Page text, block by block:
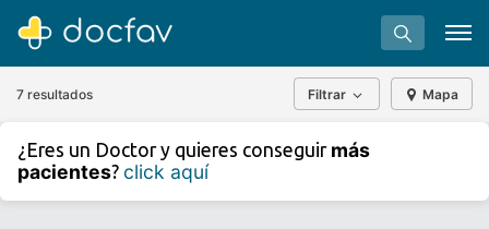
Buscar
7 resultados Filtrar Mapa
¿Eres un Doctor y quieres conseguir más
pacientes? click aquí
⇧
©
contributors.